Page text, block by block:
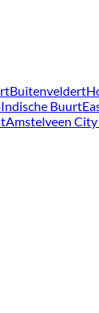
Buitenveldert
Indische Buurt
Amstelveen